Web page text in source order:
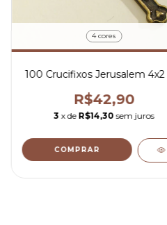
4 cores
100 Crucifixos Jerusalem
R$42,90
3 x de R$14,30 sem juros
COMPRAR